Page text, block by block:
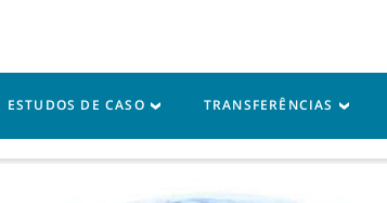
Peças Assistência Recursos
ESTUDOS DE CASO TRANSFERÊNCIAS